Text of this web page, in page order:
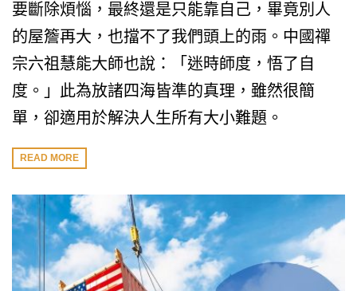
要斷除煩惱，最終還是只能靠自己，畢竟別人
的屋簷再大，也擋不了我們頭上的雨。中國禪
宗六祖慧能大師也說：「迷時師度，悟了自
度。」此為放諸四海皆準的真理，雖然很簡
單，卻適用於解決人生所有大小難題。
READ MORE